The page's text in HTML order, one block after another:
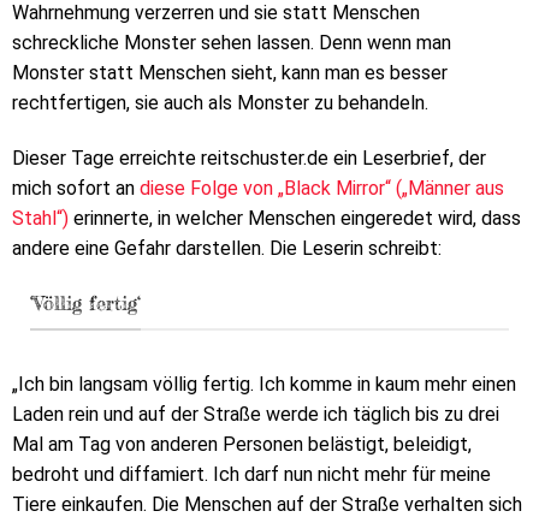
Wahrnehmung verzerren und sie statt Menschen
schreckliche Monster sehen lassen. Denn wenn man
Monster statt Menschen sieht, kann man es besser
rechtfertigen, sie auch als Monster zu behandeln.
Dieser Tage erreichte reitschuster.de ein Leserbrief, der
mich sofort an diese Folge von „Black Mirror“ („Männer aus
Stahl“) erinnerte, in welcher Menschen eingeredet wird, dass
andere eine Gefahr darstellen. Die Leserin schreibt:
‘Völlig fertig‘
„Ich bin langsam völlig fertig. Ich komme in kaum mehr einen
Laden rein und auf der Straße werde ich täglich bis zu drei
Mal am Tag von anderen Personen belästigt, beleidigt,
bedroht und diffamiert. Ich darf nun nicht mehr für meine
Tiere einkaufen. Die Menschen auf der Straße verhalten sich